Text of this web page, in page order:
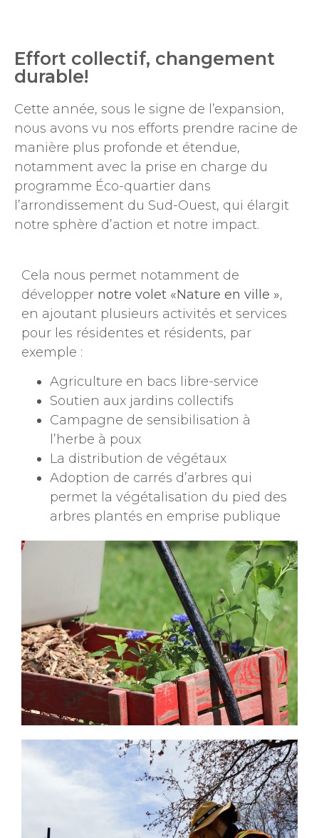
Effort collectif, changement
durable!
Cette année, sous le signe de l’expansion,
nous avons vu nos efforts prendre racine de
manière plus profonde et étendue,
notamment avec la prise en charge du
programme Éco-quartier dans
l’arrondissement du Sud-Ouest, qui élargit
notre sphère d’action et notre impact.
Cela nous permet notamment de
développer notre volet «Nature en ville »,
en ajoutant plusieurs activités et services
pour les résidentes et résidents, par
exemple :
Agriculture en bacs libre-service
Soutien aux jardins collectifs
Campagne de sensibilisation à
l’herbe à poux
La distribution de végétaux
Adoption de carrés d’arbres qui
permet la végétalisation du pied des
arbres plantés en emprise publique